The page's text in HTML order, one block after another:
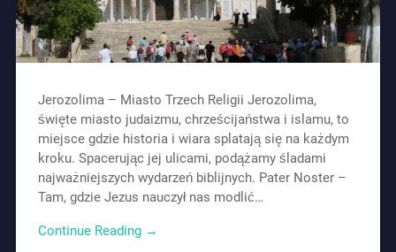
Jerozolima – Miasto Trzech Religii Jerozolima,
święte miasto judaizmu, chrześcijaństwa i islamu, to
miejsce gdzie historia i wiara splatają się na każdym
kroku. Spacerując jej ulicami, podążamy śladami
najważniejszych wydarzeń biblijnych. Pater Noster –
Tam, gdzie Jezus nauczył nas modlić…
Continue Reading →